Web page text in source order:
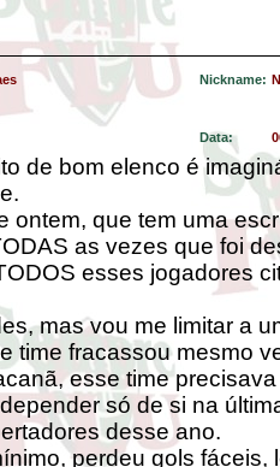
Nickname:
Data:
de bom elenco é
ontem, que tem uma
as vezes que foi
esses jogadores
mas vou me limitar a
time fracassou mesmo
esse time
só de si na
desse ano.
perdeu gols fáceis,